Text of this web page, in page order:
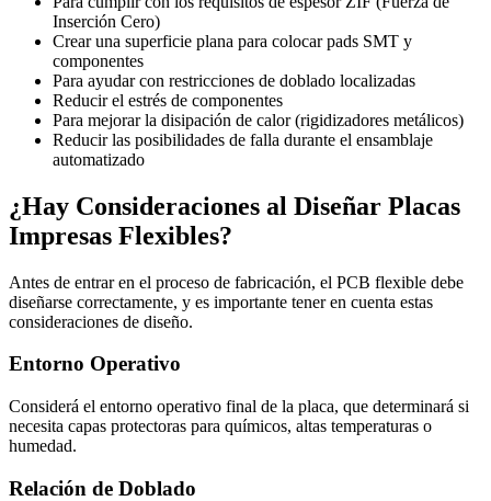
Inserción Cero)
Crear una superficie plana para colocar pads SMT y
componentes
Para ayudar con restricciones de doblado localizadas
Reducir el estrés de componentes
Para mejorar la disipación de calor (rigidizadores metálicos)
Reducir las posibilidades de falla durante el ensamblaje
automatizado
¿Hay Consideraciones al Diseñar Placas
Impresas Flexibles?
Antes de entrar en el proceso de fabricación, el PCB flexible debe
diseñarse correctamente, y es importante tener en cuenta estas
consideraciones de diseño.
Entorno Operativo
Considerá el entorno operativo final de la placa, que determinará si
necesita capas protectoras para químicos, altas temperaturas o
humedad.
Relación de Doblado